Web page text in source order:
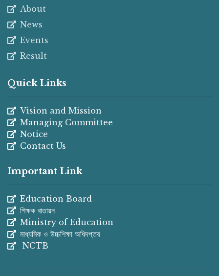
About
News
Events
Result
Quick Links
Vision and Mission
Managing Committee
Notice
Contact Us
Important Link
Education Board
শিক্ষক বাতায়ন
Ministry of Education
মাধ্যমিক ও উচ্চশিক্ষা অধিদপ্তর
NCTB